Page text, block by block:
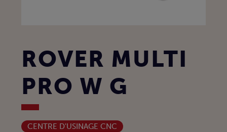
ROVER MULTI
PRO W G
CENTRE D'USINAGE CNC